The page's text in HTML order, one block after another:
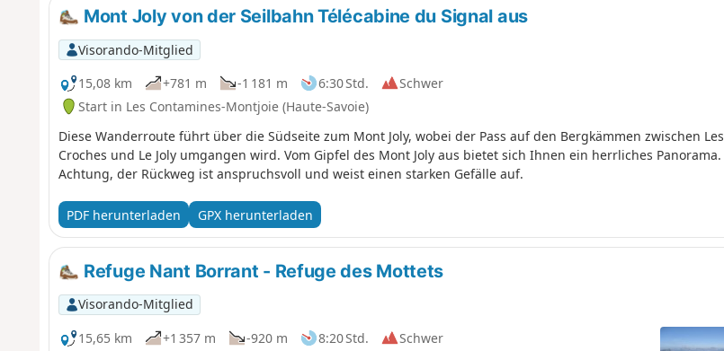
Mont Joly von der Seilbahn Télécabine du Signal aus
Visorando-Mitglied
15,08 km
+781 m -1 181 m 6:30 Std.
Schwer
Start in Les Contamines-Montjoie (Haute-Savoie)
Diese Wanderroute führt über die Südseite zum Mont Joly, wobei der Pass auf den Bergkämmen zwischen Les
Croches und Le Joly umgangen wird. Vom Gipfel des Mont Joly aus bietet sich Ihnen ein herrliches Panorama.
Achtung, der Rückweg ist anspruchsvoll und weist einen starken Gefälle auf.
PDF herunterladen GPX herunterladen
Refuge Nant Borrant - Refuge des Mottets
Visorando-Mitglied
15,65 km
+1 357 m -920 m 8:20 Std.
Schwer